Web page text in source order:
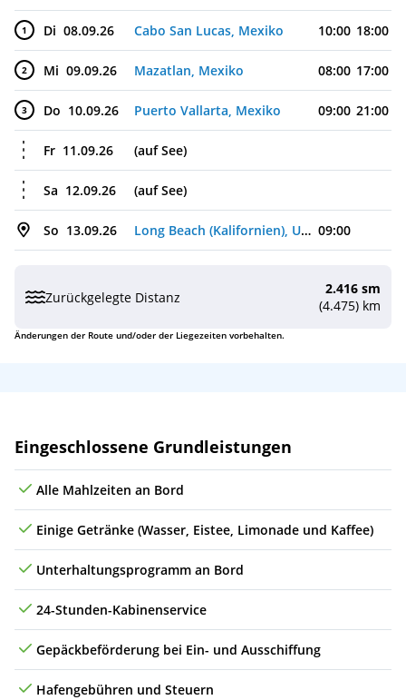
1 Di 08.09.26 Cabo San Lucas, Mexiko 10:00 18:00
2 Mi 09.09.26 Mazatlan, Mexiko 08:00 17:00
3 Do 10.09.26 Puerto Vallarta, Mexiko 09:00 21:00
Fr 11.09.26 (auf See)
Sa 12.09.26 (auf See)
So 13.09.26 Long Beach (Kalifornien), USA 09:00
Zurückgelegte Distanz
2.416 sm
(4.475) km
Änderungen der Route und/oder der Liegezeiten vorbehalten.
Leistungen
Eingeschlossene Grundleistungen
Alle Mahlzeiten an Bord
Einige Getränke (Wasser, Eistee, Limonade und Kaffee)
Unterhaltungsprogramm an Bord
24-Stunden-Kabinenservice
Gepäckbeförderung bei Ein- und Ausschiffung
Hafengebühren und Steuern